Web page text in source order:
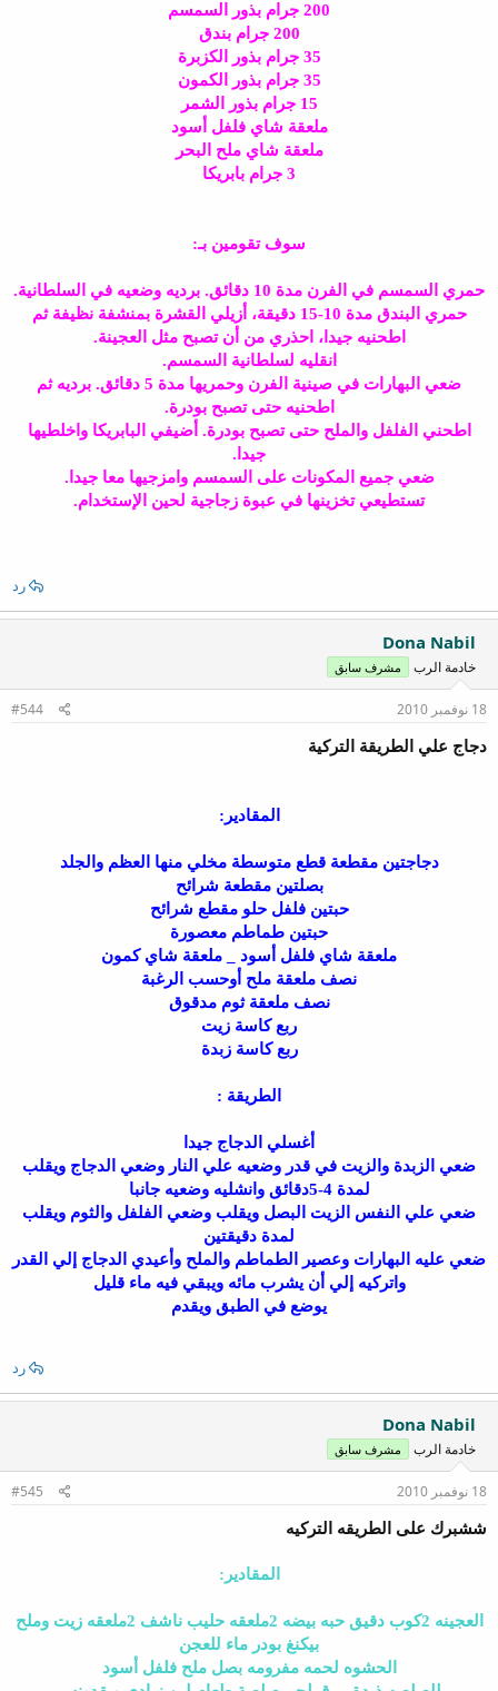
200 جرام بذور السمسم
200 جرام بندق
35 جرام بذور الكزبرة
35 جرام بذور الكمون
15 جرام بذور الشمر
ملعقة شاي فلفل أسود
ملعقة شاي ملح البحر
3 جرام بابريكا
سوف تقومين بـ:
حمري السمسم في الفرن مدة 10 دقائق. برديه وضعيه في السلطانية.
حمري البندق مدة 10-15 دقيقة، أزيلي القشرة بمنشفة نظيفة ثم
اطحنيه جيدا، احذري من أن تصبح مثل العجينة.
انقليه لسلطانية السمسم.
ضعي البهارات في صينية الفرن وحمريها مدة 5 دقائق. برديه ثم
اطحنيه حتى تصبح بودرة.
اطحني الفلفل والملح حتى تصبح بودرة. أضيفي البابريكا واخلطيها
جيدا.
ضعي جميع المكونات على السمسم وامزجيها معا جيدا.
تستطيعي تخزينها في عبوة زجاجية لحين الإستخدام.
رد
Dona Nabil
خادمة الرب مشرف سابق
18 نوفمبر 2010 #544
دجاج علي الطريقة التركية
المقادير:
دجاجتين مقطعة قطع متوسطة مخلي منها العظم والجلد
بصلتين مقطعة شرائح
حبتين فلفل حلو مقطع شرائح
حبتين طماطم معصورة
ملعقة شاي فلفل أسود _ ملعقة شاي كمون
نصف ملعقة ملح أوحسب الرغبة
نصف ملعقة ثوم مدقوق
ربع كاسة زيت
ربع كاسة زبدة
الطريقة :
أغسلي الدجاج جيدا
ضعي الزبدة والزيت في قدر وضعيه علي النار وضعي الدجاج ويقلب
لمدة 4-5دقائق وانشليه وضعيه جانبا
ضعي علي النفس الزيت البصل ويقلب وضعي الفلفل والثوم ويقلب
لمدة دقيقتين
ضعي عليه البهارات وعصير الطماطم والملح وأعيدي الدجاج إلي القدر
واتركيه إلي أن يشرب مائه ويبقي فيه ماء قليل
يوضع في الطبق ويقدم
رد
Dona Nabil
خادمة الرب مشرف سابق
18 نوفمبر 2010 #545
ششبرك على الطريقه التركيه
المقادير:
العجينه 2كوب دقيق حبه بيضه 2ملعقه حليب ناشف 2ملعقه زيت وملح
بيكنغ بودر ماء للعجن
الحشوه لحمه مفرومه بصل ملح فلفل أسود